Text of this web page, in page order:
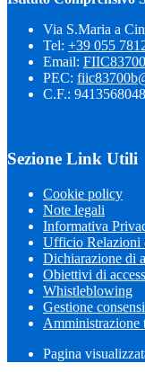
Via S.Maria a
Tel: +39 055
Email:
PEC:
C.F.:
Sezione Link Utili
Cookie policy
Note legali
Informativa
Ufficio Relazioni
Dichiarazione di
Obiettivi di
Whistleblowing
Gestione
Amministrazione
Pagina